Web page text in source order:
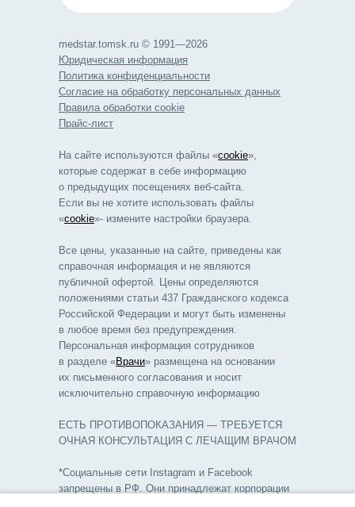
medstar.tomsk.ru © 1991—2026
Юридическая информация
Политика конфиденциальности
Согласие на обработку персональных данных
Правила обработки cookie
Прайс-лист
На сайте используются файлы «cookie»,
которые содержат в себе информацию
о предыдущих посещениях веб-сайта.
Если вы не хотите использовать файлы
«cookie»- измените настройки браузера.
Все цены, указанные на сайте, приведены как
справочная информация и не являются
публичной офертой. Цены определяются
положениями статьи 437 Гражданского кодекса
Российской Федерации и могут быть изменены
в любое время без предупреждения.
Персональная информация сотрудников
в разделе «Врачи» размещена на основании
их письменного согласования и носит
исключительно справочную информацию
ЕСТЬ ПРОТИВОПОКАЗАНИЯ — ТРЕБУЕТСЯ
ОЧНАЯ КОНСУЛЬТАЦИЯ С ЛЕЧАЩИМ ВРАЧОМ
*Социальные сети Instagram и Facebook
запрещены в РФ. Они принадлежат корпорации